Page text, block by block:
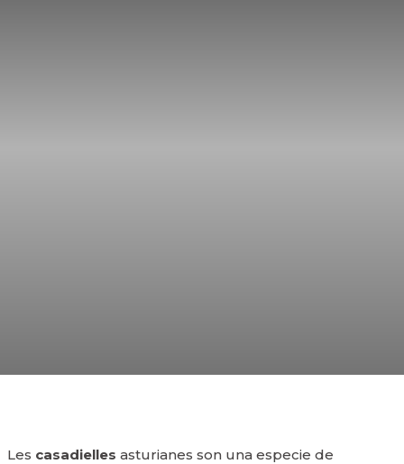
Les casadielles asturianes son una especie de